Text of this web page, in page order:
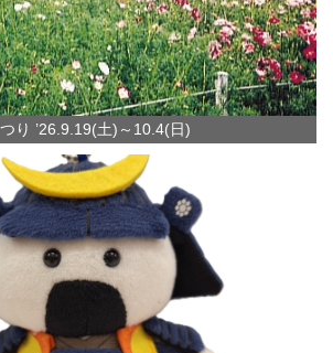
り ’26.9.19(土)～10.4(日)